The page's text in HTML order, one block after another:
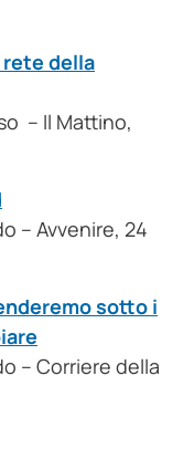
della
– Il Mattino,
– Avvenire, 24
sotto i
– Corriere della